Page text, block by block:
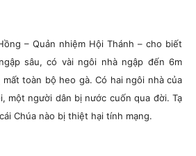
– Quản nhiệm Hội Thánh – cho biết
sâu, có vài ngôi nhà ngập đến 6m
toàn bộ heo gà. Có hai ngôi nhà của
một người dân bị nước cuốn qua đời. Tạ
Chúa nào bị thiệt hại tính mạng.